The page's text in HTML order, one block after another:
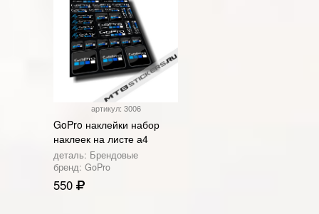
артикул: 3006
GoPro наклейки набор
наклеек на листе а4
деталь: Брендовые
бренд: GoPro
550